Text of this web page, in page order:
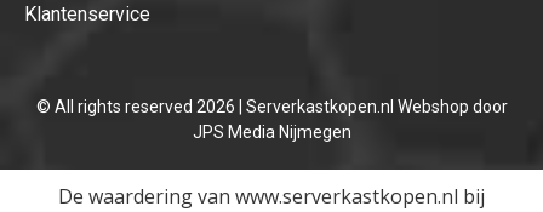
Klantenservice
© All rights reserved 2026 | Serverkastkopen.nl Webshop door
JPS Media Nijmegen
De waardering van www.serverkastkopen.nl bij